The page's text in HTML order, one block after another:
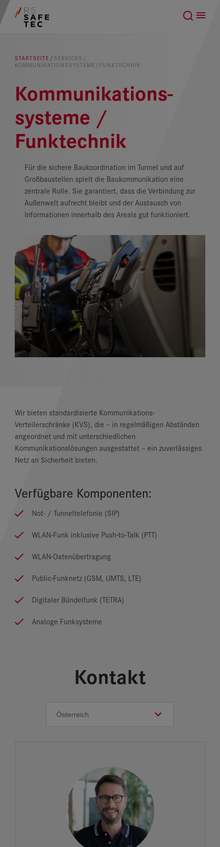
Referenzen
Karriere
Über uns
DE
Suchempfehlungen
STARTSEITE SERVICES
KOMMUNIKATIONSSYSTEME/FUNKTECHNIK
Kommunikations-
systeme /
Funktechnik
Für die sichere Baukoordination im Tunnel und auf
Großbaustellen spielt die Baukommunikation eine
zentrale Rolle. Sie garantiert, dass die Verbindung zur
Außenwelt aufrecht bleibt und der Austausch von
Informationen innerhalb des Areals gut funktioniert.
Wir bieten standardisierte Kommunikations-
Verteilerschränke (KVS), die – in regelmäßigen Abständen
angeordnet und mit unterschiedlichen
Kommunikationslösungen ausgestattet – ein zuverlässiges
Netz an Sicherheit bieten.
Verfügbare Komponenten:
Not- / Tunneltelefonie (SIP)
WLAN-Funk inklusive Push-to-Talk (PTT)
WLAN-Datenübertragung
Public-Funknetz (GSM, UMTS, LTE)
Digitaler Bündelfunk (TETRA)
Analoge Funksysteme
Kontakt